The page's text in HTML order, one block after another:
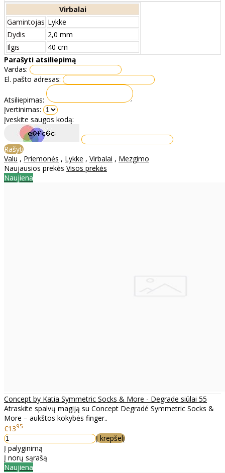
Virbalai
Gamintojas Lykke
Dydis
2,0 mm
Ilgis
40 cm
Parašyti atsiliepimą
Vardas:
El. pašto adresas:
Atsiliepimas:
Įvertinimas:
Įveskite saugos kodą:
Rašyti
Valu , Priemonės , Lykke , Virbalai , Mezgimo
Naujausios prekės Visos prekės
Naujiena
Concept by Katia Symmetric Socks & More - Degrade siūlai 55
Atraskite spalvų magiją su Concept Degradé Symmetric Socks &
More – aukštos kokybės finger..
€1395
Į krepšelį
Į palyginimą
Į norų sąrašą
Naujiena